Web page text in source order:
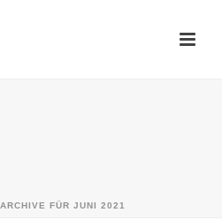
ARCHIVE FÜR JUNI 2021